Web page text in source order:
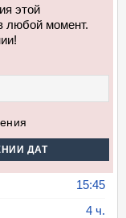
этой
любой момент.
ДАТ
15:45
4 ч.